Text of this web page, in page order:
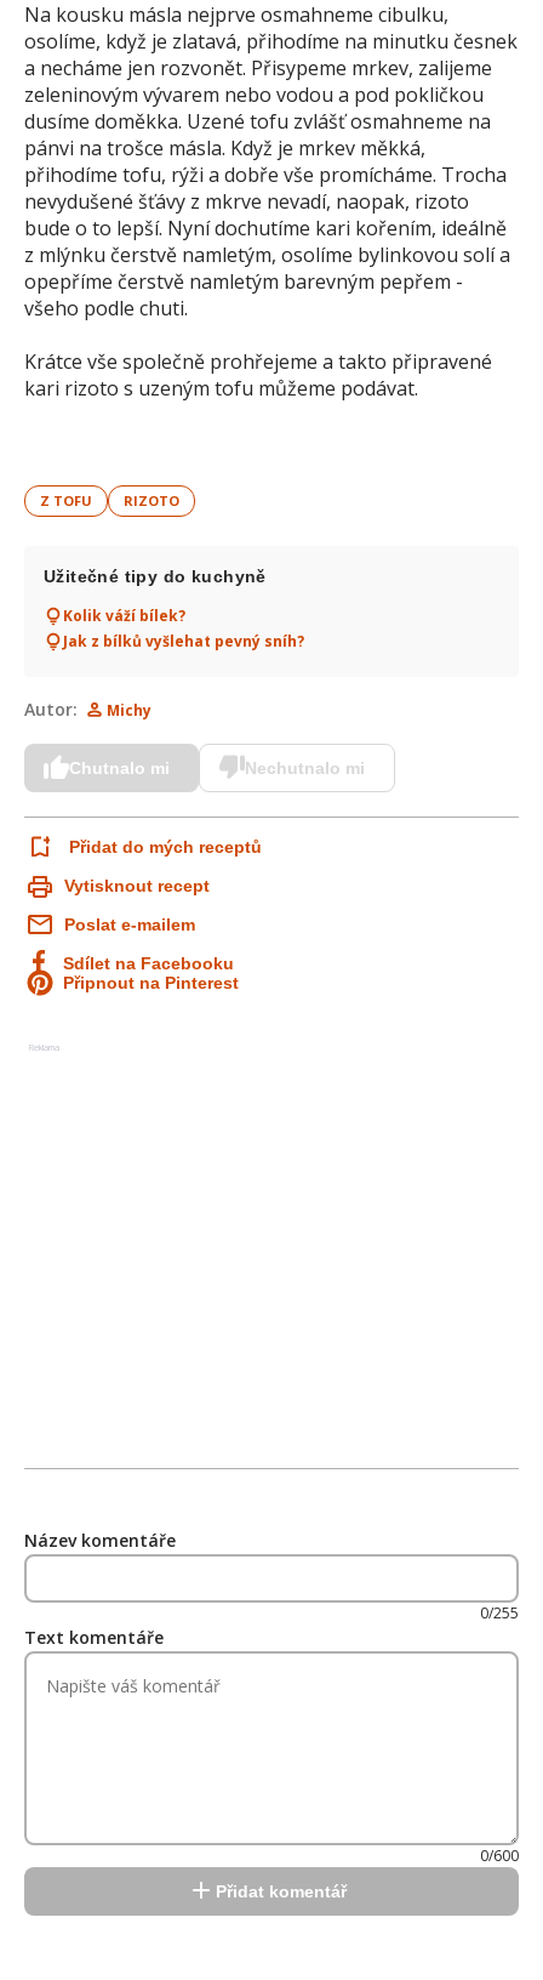
Na kousku másla nejprve osmahneme cibulku,
osolíme, když je zlatavá, přihodíme na minutku česnek
a necháme jen rozvonět. Přisypeme mrkev, zalijeme
zeleninovým vývarem nebo vodou a pod pokličkou
dusíme doměkka. Uzené tofu zvlášť osmahneme na
pánvi na trošce másla. Když je mrkev měkká,
přihodíme tofu, rýži a dobře vše promícháme. Trocha
nevydušené šťávy z mkrve nevadí, naopak, rizoto
bude o to lepší. Nyní dochutíme kari kořením, ideálně
z mlýnku čerstvě namletým, osolíme bylinkovou solí a
opepříme čerstvě namletým barevným pepřem -
všeho podle chuti.
Krátce vše společně prohřejeme a takto připravené
kari rizoto s uzeným tofu můžeme podávat.
Z TOFU RIZOTO
Užitečné tipy do kuchyně
Kolik váží bílek?
Jak z bílků vyšlehat pevný sníh?
Autor: Michy
Chutnalo mi Nechutnalo mi
Přidat do mých receptů
Vytisknout recept
Poslat e-mailem
Sdílet na Facebooku
Připnout na Pinterest
Reklama
Název komentáře
0/255
Text komentáře
0/600
Přidat komentář